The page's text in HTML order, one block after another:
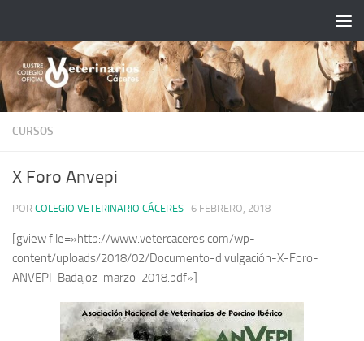
CURSOS
X Foro Anvepi
POR COLEGIO VETERINARIO CÁCERES · 6 FEBRERO, 2018
[gview file=»http://www.vetercaceres.com/wp-
content/uploads/2018/02/Documento-divulgación-X-Foro-
ANVEPI-Badajoz-marzo-2018.pdf»]